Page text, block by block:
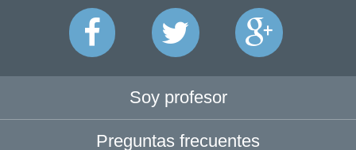
Soy profesor
Preguntas frecuentes